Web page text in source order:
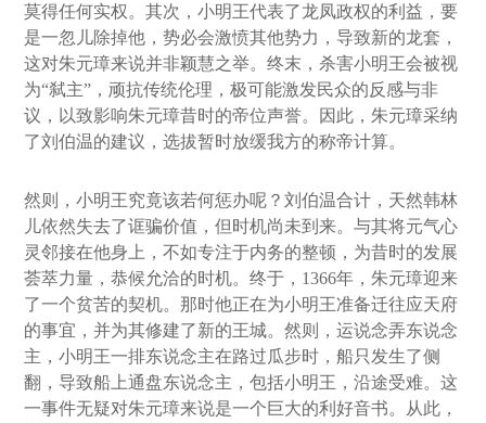
莫得任何实权。其次，小明王代表了龙凤政权的利益，要
是一忽儿除掉他，势必会激愤其他势力，导致新的龙套，
这对朱元璋来说并非颖慧之举。终末，杀害小明王会被视
为“弑主”，顽抗传统伦理，极可能激发民众的反感与非
议，以致影响朱元璋昔时的帝位声誉。因此，朱元璋采纳
了刘伯温的建议，选拔暂时放缓我方的称帝计算。
然则，小明王究竟该若何惩办呢？刘伯温合计，天然韩林
儿依然失去了诓骗价值，但时机尚未到来。与其将元气心
灵邻接在他身上，不如专注于内务的整顿，为昔时的发展
荟萃力量，恭候允洽的时机。终于，1366年，朱元璋迎来
了一个贫苦的契机。那时他正在为小明王准备迁往应天府
的事宜，并为其修建了新的王城。然则，运说念弄东说念
主，小明王一排东说念主在路过瓜步时，船只发生了侧
翻，导致船上通盘东说念主，包括小明王，沿途受难。这
一事件无疑对朱元璋来说是一个巨大的利好音书。从此，